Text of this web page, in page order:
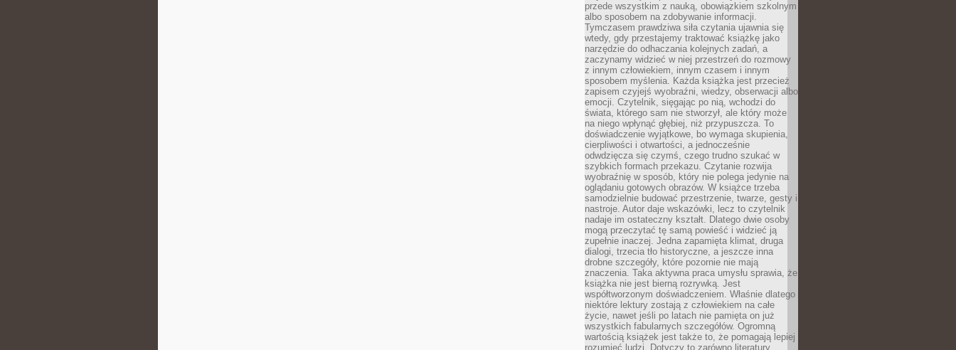
przede wszystkim z nauką, obowiązkiem szkolnym
albo sposobem na zdobywanie informacji.
Tymczasem prawdziwa siła czytania ujawnia się
wtedy, gdy przestajemy traktować książkę jako
narzędzie do odhaczania kolejnych zadań, a
zaczynamy widzieć w niej przestrzeń do rozmowy
z innym człowiekiem, innym czasem i innym
sposobem myślenia. Każda książka jest przecież
zapisem czyjejś wyobraźni, wiedzy, obserwacji albo
emocji. Czytelnik, sięgając po nią, wchodzi do
świata, którego sam nie stworzył, ale który może
na niego wpłynąć głębiej, niż przypuszcza. To
doświadczenie wyjątkowe, bo wymaga skupienia,
cierpliwości i otwartości, a jednocześnie
odwdzięcza się czymś, czego trudno szukać w
szybkich formach przekazu. Czytanie rozwija
wyobraźnię w sposób, który nie polega jedynie na
oglądaniu gotowych obrazów. W książce trzeba
samodzielnie budować przestrzenie, twarze, gesty i
nastroje. Autor daje wskazówki, lecz to czytelnik
nadaje im ostateczny kształt. Dlatego dwie osoby
mogą przeczytać tę samą powieść i widzieć ją
zupełnie inaczej. Jedna zapamięta klimat, druga
dialogi, trzecia tło historyczne, a jeszcze inna
drobne szczegóły, które pozornie nie mają
znaczenia. Taka aktywna praca umysłu sprawia, że
książka nie jest bierną rozrywką. Jest
współtworzonym doświadczeniem. Właśnie dlatego
niektóre lektury zostają z człowiekiem na całe
życie, nawet jeśli po latach nie pamięta on już
wszystkich fabularnych szczegółów. Ogromną
wartością książek jest także to, że pomagają lepiej
rozumieć ludzi. Dotyczy to zarówno literatury